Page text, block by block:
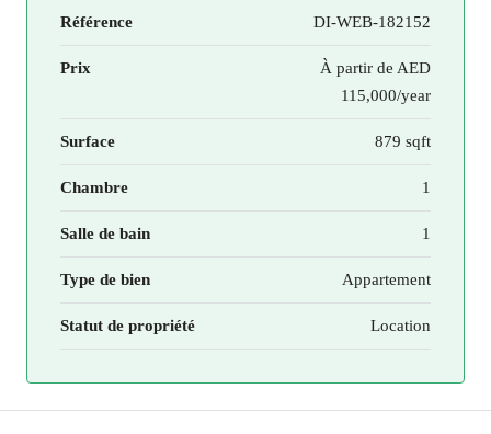
Référence DI-WEB-182152
Prix À partir de AED
115,000/year
Surface 879 sqft
Chambre 1
Salle de bain 1
Type de bien Appartement
Statut de propriété Location